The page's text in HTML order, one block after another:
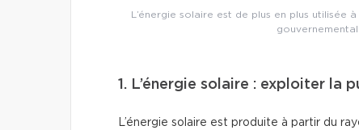
L’énergie solaire est de plus en plus utilisée
1. L’énergie solaire : exploiter la
L’énergie solaire est produite à partir du